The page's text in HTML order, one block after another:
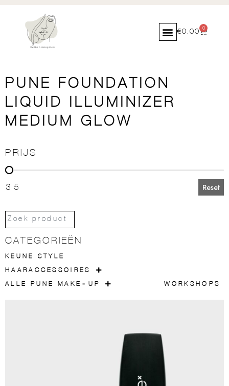
€0.00 0
PUNE FOUNDATION
LIQUID ILLUMINIZER
MEDIUM GLOW
PRIJS
PRIJS
35 Reset
CATEGORIEËN
KEUNE STYLE
HAARACCESSOIRES
ALLE PUNE MAKE-UP
WORKSHOPS